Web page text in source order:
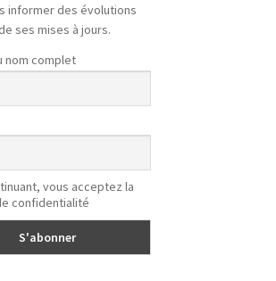
informer des évolutions
ses mises à jours.
nom complet
vous acceptez la
confidentialité